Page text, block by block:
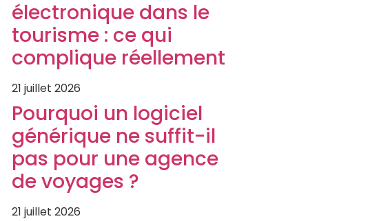
électronique dans le
tourisme : ce qui
complique réellement
21 juillet 2026
Pourquoi un logiciel
générique ne suffit-il
pas pour une agence
de voyages ?
21 juillet 2026